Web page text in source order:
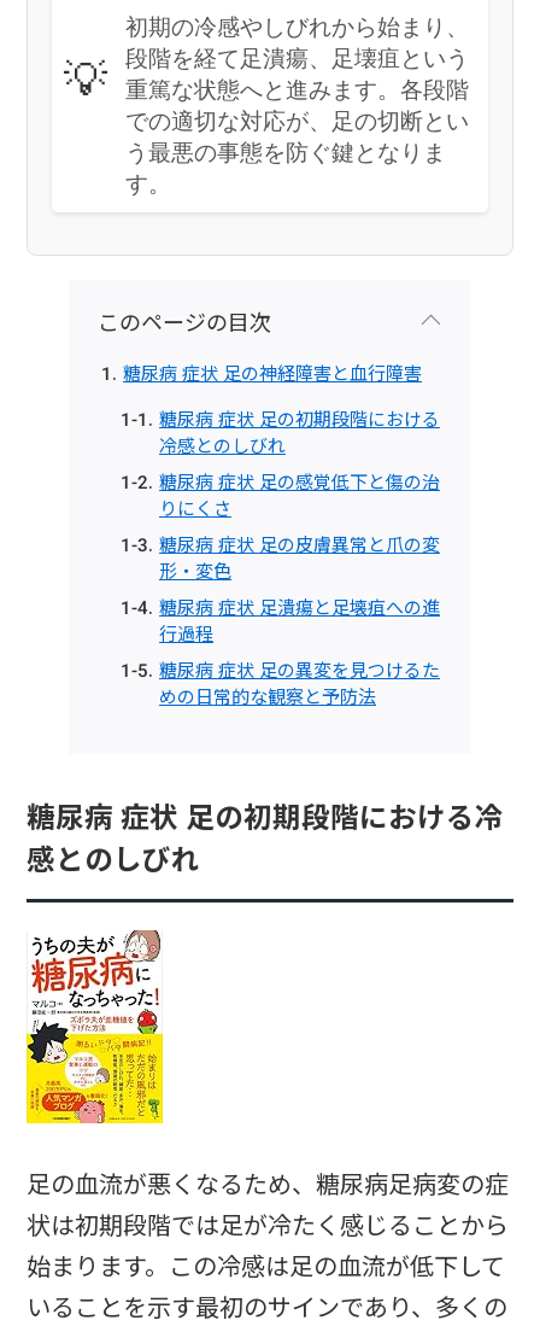
💡
初期の冷感やしびれから始まり、
段階を経て足潰瘍、足壊疽という
重篤な状態へと進みます。各段階
での適切な対応が、足の切断とい
う最悪の事態を防ぐ鍵となりま
す。
このページの目次
糖尿病 症状 足の神経障害と血行障害
糖尿病 症状 足の初期段階における
冷感とのしびれ
糖尿病 症状 足の感覚低下と傷の治
りにくさ
糖尿病 症状 足の皮膚異常と爪の変
形・変色
糖尿病 症状 足潰瘍と足壊疽への進
行過程
糖尿病 症状 足の異変を見つけるた
めの日常的な観察と予防法
糖尿病 症状 足の初期段階における冷
感とのしびれ
足の血流が悪くなるため、糖尿病足病変の症
状は初期段階では足が冷たく感じることから
始まります。この冷感は足の血流が低下して
いることを示す最初のサインであり、多くの